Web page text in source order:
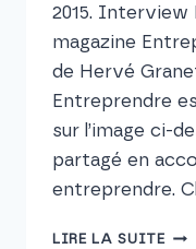
2015. Interview
magazine
de Hervé
Entreprendre
sur l’image ci-
partagé en
entreprendre.
LIRE LA SUITE